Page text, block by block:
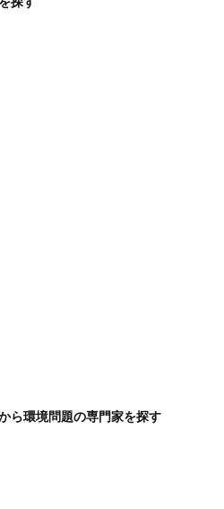
ら環境問題の専門家を探す